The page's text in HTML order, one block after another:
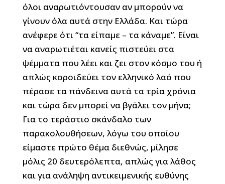
όλοι αναρωτιόντουσαν αν μπορούν να
γίνουν όλα αυτά στην Ελλάδα. Και τώρα
ανέφερε ότι “τα είπαμε – τα κάναμε”. Είναι
να αναρωτιέται κανείς πιστεύει στα
ψέμματα που λέει και ζει στον κόσμο του ή
απλώς κοροιδεύει τον ελληνικό λαό που
πέρασε τα πάνδεινα αυτά τα τρία χρόνια
και τώρα δεν μπορεί να βγάλει τον μήνα;
Για το τεράστιο σκάνδαλο των
παρακολουθήσεων, λόγω του οποίου
είμαστε πρώτο θέμα διεθνώς, μίλησε
μόλις 20 δευτερόλεπτα, απλώς για λάθος
και για ανάληψη αντικειμενικής ευθύνης